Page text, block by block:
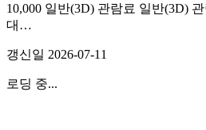
10,000 일반(3D) 관람료 일반(3D)
대…
갱신일 2026-07-11
로딩 중...